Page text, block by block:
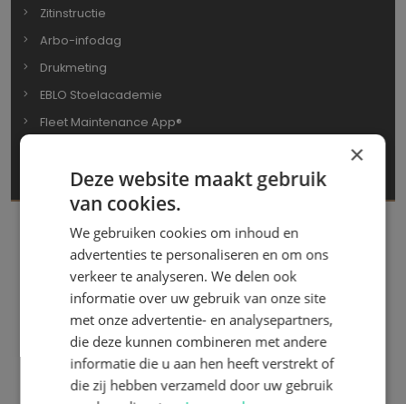
Zitinstructie
Arbo-infodag
Drukmeting
EBLO Stoelacademie
Fleet Maintenance App®
Meer Diensten
×
Deze website maakt gebruik
van cookies.
We gebruiken cookies om inhoud en
advertenties te personaliseren en om ons
verkeer te analyseren. We delen ook
informatie over uw gebruik van onze site
met onze advertentie- en analysepartners,
die deze kunnen combineren met andere
informatie die u aan hen heeft verstrekt of
die zij hebben verzameld door uw gebruik